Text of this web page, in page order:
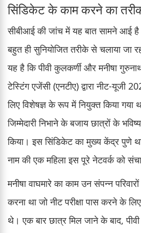
सिंडिकेट के काम करने का
सीबीआई की जांच में यह बात सामने आई है
बहुत ही सुनियोजित तरीके से चलाया जा
यह है कि पीवी कुलकर्णी और मनीषा
टेस्टिंग एजेंसी (एनटीए) द्वारा नीट-यूजी
लिए विशेषज्ञ के रूप में नियुक्त किया गया
जिम्मेदारी निभाने के बजाय छात्रों के
किया। इस सिंडिकेट का मुख्य केंद्र पुणे
नाम की एक महिला इस पूरे नेटवर्क को
मनीषा वाघमारे का काम उन संपन्न
करना था जो नीट परीक्षा पास करने के
थे। एक बार छात्र मिल जाने के बाद,